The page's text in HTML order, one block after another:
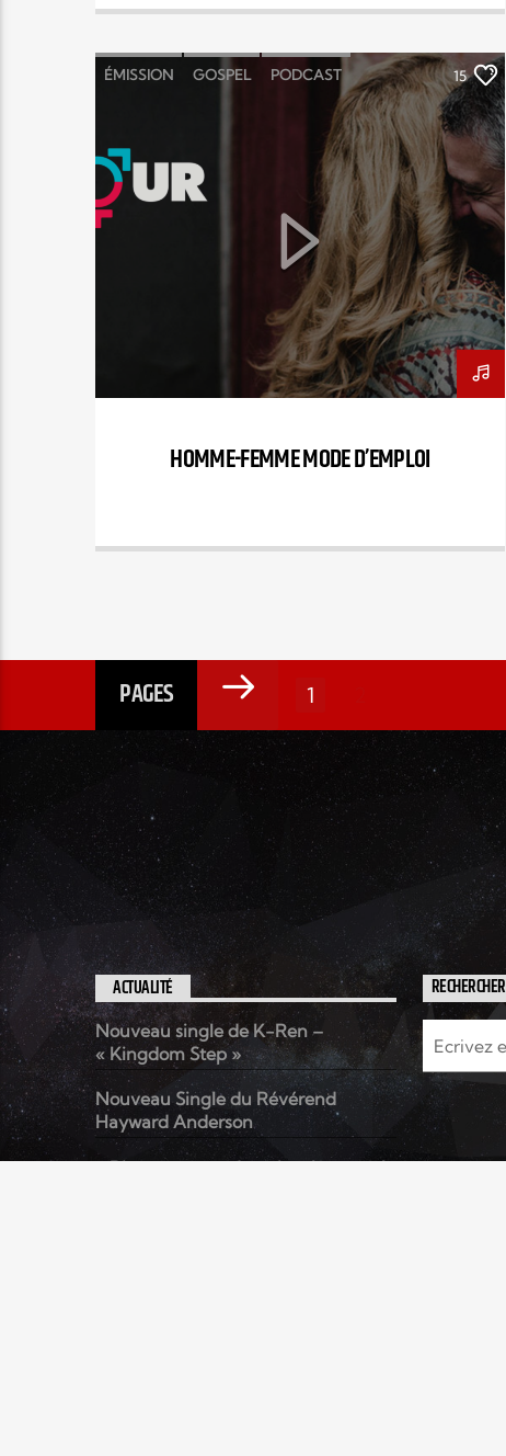
ÉMISSION GOSPEL PODCAST
TREIZE-TRENTE
15
HOMME-FEMME MODE D’EMPLOI
PAGES 1
ACTUALITÉ
Nouveau single de K-Ren –
« Kingdom Step »
Nouveau Single du Révérend
Hayward Anderson
« Rien que pour demain » le nouvel
RECHERCHER